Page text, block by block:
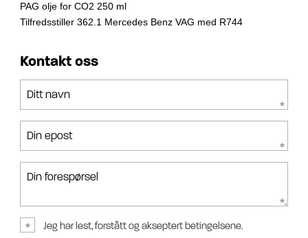
PAG olje for CO2 250 ml
Tilfredsstiller 362.1 Mercedes Benz VAG med R744
Kontakt oss
Ditt navn
Din epost
Din forespørsel
Jeg har lest, forstått og akseptert betingelsene.